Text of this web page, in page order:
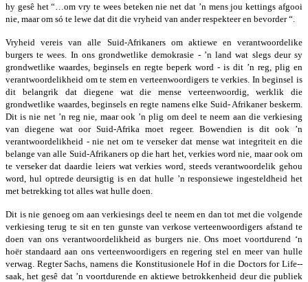
hy gesê het “…om vry te wees beteken nie net dat ’n mens jou kettings afgooi
nie, maar om só te lewe dat dit die vryheid van ander respekteer en bevorder “.
Vryheid vereis van alle Suid-­Afrikaners om aktiewe en verantwoordelike
burgers te wees. In ons grondwetlike demokrasie -­ ’n land wat slegs deur sy
grondwetlike waardes, beginsels en regte beperk word -­ is dit ’n reg, plig en
verantwoordelikheid om te stem en verteenwoordigers te verkies. In beginsel is
dit belangrik dat diegene wat die mense verteenwoordig, werklik die
grondwetlike waardes, beginsels en regte namens elke Suid-­ Afrikaner beskerm.
Dit is nie net ’n reg nie, maar ook ’n plig om deel te neem aan die verkiesing
van diegene wat oor Suid-­Afrika moet regeer. Bowendien is dit ook ’n
verantwoordelikheid -­ nie net om te verseker dat mense wat integriteit en die
belange van alle Suid-­Afrikaners op die hart het, verkies word nie, maar ook om
te verseker dat daardie leiers wat verkies word, steeds verantwoordelik gehou
word, hul optrede deursigtig is en dat hulle ’n responsiewe ingesteldheid het
met betrekking tot alles wat hulle doen.
Dit is nie genoeg om aan verkiesings deel te neem en dan tot met die volgende
verkiesing terug te sit en ten gunste van verkose verteenwoordigers afstand te
doen van ons verantwoordelikheid as burgers nie. Ons moet voortdurend ‘n
hoër standaard aan ons verteenwoordigers en regering stel en meer van hulle
verwag. Regter Sachs, namens die Konstitusionele Hof in die Doctors for Life-­
saak, het gesê dat ’n voortdurende en aktiewe betrokkenheid deur die publiek